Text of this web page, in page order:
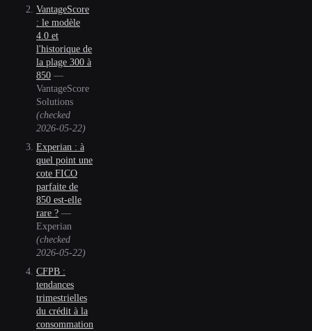
VantageScore
: le modèle
4.0 et
l'historique de
la plage 300 à
850 —
VantageScore
Solutions
(checked
2026-05-22)
Experian : à
quel point une
cote FICO
parfaite de
850 est-elle
rare ? —
Experian
(checked
2026-05-22)
CFPB :
tendances
trimestrielles
du crédit à la
consommation